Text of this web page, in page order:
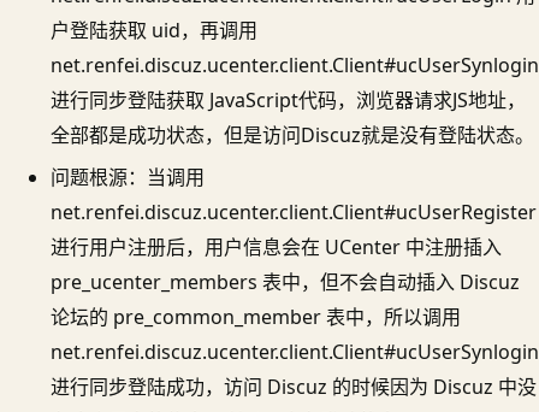
户登陆获取 uid，再调用
net.renfei.discuz.ucenter.client.Client#ucUserSynlogin
进行同步登陆获取 JavaScript代码，浏览器请求JS地址，
全部都是成功状态，但是访问Discuz就是没有登陆状态。
问题根源：当调用
net.renfei.discuz.ucenter.client.Client#ucUserRegister
进行用户注册后，用户信息会在 UCenter 中注册插入
pre_ucenter_members 表中，但不会自动插入 Discuz
论坛的 pre_common_member 表中，所以调用
net.renfei.discuz.ucenter.client.Client#ucUserSynlogin
进行同步登陆成功，访问 Discuz 的时候因为 Discuz 中没